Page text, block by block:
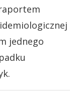
jednego